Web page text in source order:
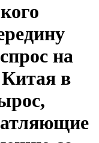
на
Китая в